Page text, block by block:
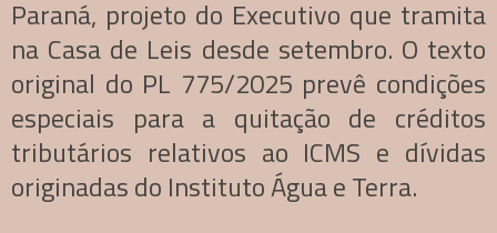
Paraná, projeto do Executivo que tramita
na Casa de Leis desde setembro. O texto
original do PL 775/2025 prevê condições
especiais para a quitação de créditos
tributários relativos ao ICMS e dívidas
originadas do Instituto Água e Terra.